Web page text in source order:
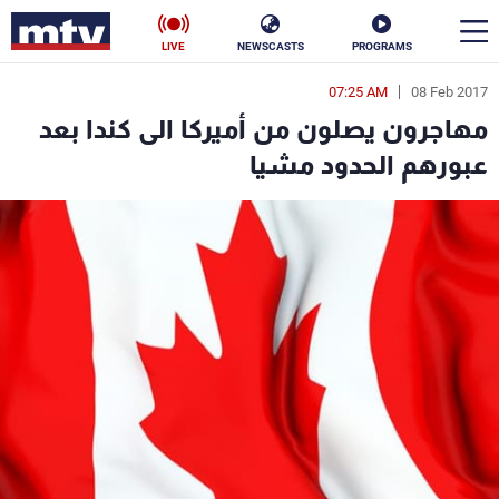
PROGRAMS
NEWSCASTS
LIVE
08 Feb 2017
07:25 AM
مهاجرون يصلون من أميركا الى كندا بعد
عبورهم الحدود مشيا
en
الأخبار
سياسة
إقتصاد فن
منوعات رياضة
البرامج
جدول البرامج